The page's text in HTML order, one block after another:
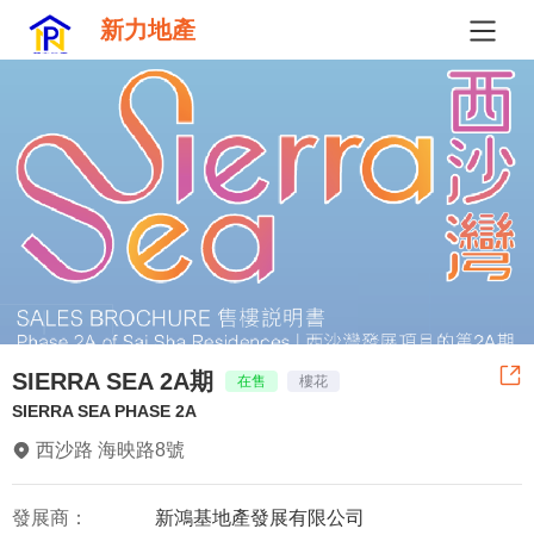
新力地產
SIERRA SEA 2A期 在售 樓花
SIERRA SEA PHASE 2A
西沙路 海映路8號
發展商： 新鴻基地產發展有限公司